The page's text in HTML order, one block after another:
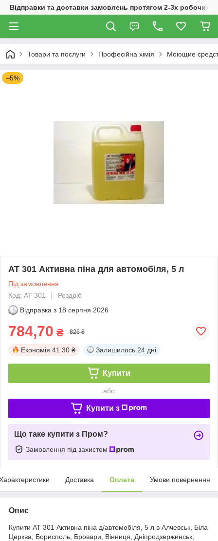
Відправки та доставки замовлень протягом 2-3х робочих
Товари та послуги Професійна хімія Моющие
–5%
АТ 301 Активна піна для автомобіля, 5 л
Під замовлення
Код: АТ 301
Роздріб
Відправка з 18 серпня 2026
784,70 ₴ 826 ₴
Економія 41.30 ₴ Залишилось 24 дні
Купити
або
Купити з
Що таке купити з Пром?
Замовлення під захистом
Доставка Оплата Умови повернення
Опис
Купити АТ 301 Активна піна д/автомобіля, 5 л в Алчевськ, Біла
Церква, Борисполь, Бровари, Вінниця, Дніпродзержинськ,